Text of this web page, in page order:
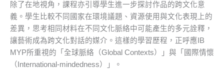
除了在地視角，課程亦引導學生進一步探討作品的跨文化意
義。學生比較不同國家在環境議題、資源使用與文化表現上的
差異，思考相同材料在不同文化脈絡中可能產生的多元詮釋，
讓藝術成為跨文化對話的媒介。這樣的學習歷程，正呼應IB
MYP所重視的「全球脈絡（Global Contexts）」與「國際情懷
（International-mindedness）」。